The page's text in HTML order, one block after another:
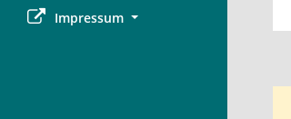
Impressum